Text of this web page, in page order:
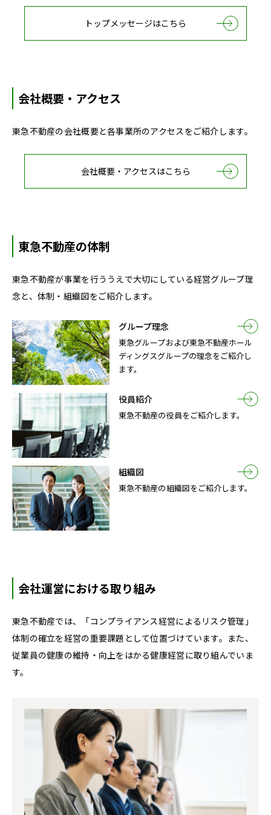
トップメッセージはこちら
会社概要・アクセス
東急不動産の会社概要と各事業所のアクセスをご紹介します。
会社概要・アクセスはこちら
東急不動産の体制
東急不動産が事業を行ううえで大切にしている経営グループ理
念と、体制・組織図をご紹介します。
グループ理念
東急グループおよび東急不動産ホール
ディングスグループの理念をご紹介し
ます。
役員紹介
東急不動産の役員をご紹介します。
組織図
東急不動産の組織図をご紹介します。
会社運営における取り組み
東急不動産では、「コンプライアンス経営によるリスク管理」
体制の確立を経営の重要課題として位置づけています。また、
従業員の健康の維持・向上をはかる健康経営に取り組んでいま
す。